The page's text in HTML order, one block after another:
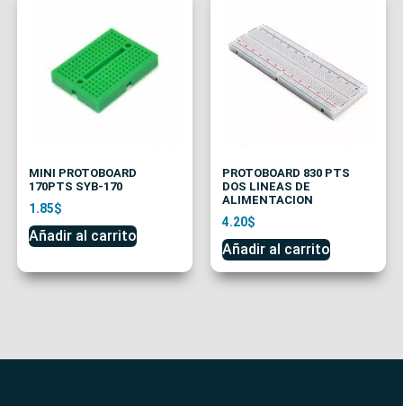
MINI PROTOBOARD
170PTS SYB-170
1.85$
Añadir al carrito
PROTOBOARD 830 PTS
DOS LINEAS DE
ALIMENTACION
4.20$
Añadir al carrito